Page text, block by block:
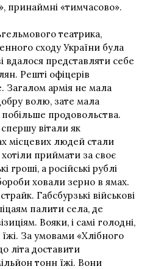
принаймні «тимчасово».
театрика,
сходу України була
вдалося представляти себе
Решті офіцерів
армія не мала
волю, зате мала
продовольства.
вітали як
місцевих людей стали
приймати за своє
гроші, а російські рублі
ховали зерно в ямах.
Габсбурзькі військові
палити села, де
Вояки, і самі голодні,
їжі. За умовами «Хлібного
літа доставити
тонн їжі. Вони